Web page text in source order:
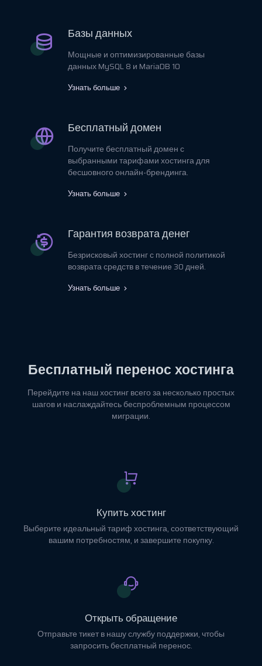
Базы данных
Мощные и оптимизированные базы
данных MySQL 8 и MariaDB 10
Узнать больше
Бесплатный домен
Получите бесплатный домен с
выбранными тарифами хостинга для
бесшовного онлайн-брендинга.
Узнать больше
Гарантия возврата денег
Безрисковый хостинг с полной политикой
возврата средств в течение 30 дней.
Узнать больше
Бесплатный перенос хостинга
Перейдите на наш хостинг всего за несколько простых
шагов и наслаждайтесь беспроблемным процессом
миграции.
Купить хостинг
Выберите идеальный тариф хостинга, соответствующий
вашим потребностям, и завершите покупку.
Открыть обращение
Отправьте тикет в нашу службу поддержки, чтобы
запросить бесплатный перенос.